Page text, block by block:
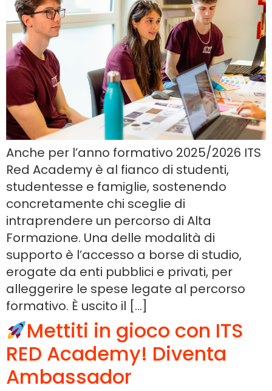
Anche per l’anno formativo 2025/2026 ITS
Red Academy è al fianco di studenti,
studentesse e famiglie, sostenendo
concretamente chi sceglie di
intraprendere un percorso di Alta
Formazione. Una delle modalità di
supporto è l’accesso a borse di studio,
erogate da enti pubblici e privati, per
alleggerire le spese legate al percorso
formativo. È uscito il […]
Mettiti in gioco con ITS
RED Academy! Diventa
Ambassador